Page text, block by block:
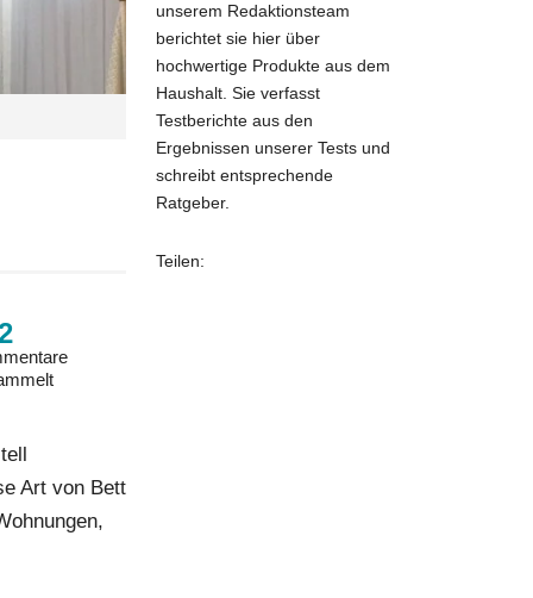
Art von Bett
unserem Redaktionsteam
berichtet sie hier über
hochwertige Produkte aus dem
Haushalt. Sie verfasst
Testberichte aus den
Ergebnissen unserer Tests und
schreibt entsprechende
Ratgeber.
Teilen: